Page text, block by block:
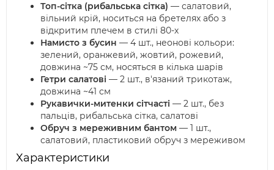
Топ-сітка (рибальська сітка) — салатовий,
вільний крій, носиться на бретелях або з
відкритим плечем в стилі 80-х
Намисто з бусин — 4 шт., неонові кольори:
зелений, оранжевий, жовтий, рожевий,
довжина ~75 см, носяться в кілька шарів
Гетри салатові — 2 шт., в'язаний трикотаж,
довжина ~41 см
Рукавички-митенки сітчасті — 2 шт., без
пальців, рибальська сітка, салатові
Обруч з мереживним бантом — 1 шт.,
салатовий, пластиковий обруч з мереживом
Характеристики